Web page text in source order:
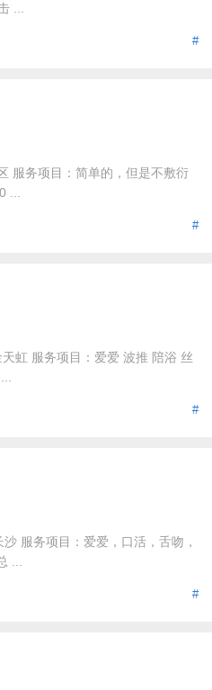
...
#
服务项目：简单的，但是不敷衍
...
#
虹 服务项目：爱爱 波推 陪浴 丝
#
服务项目：爱爱，口活，舌吻，
...
#